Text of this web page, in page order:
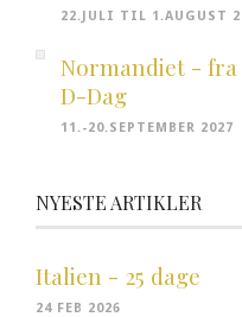
22.JULI TIL 1.AUGUST
Normandiet -
D-Dag
11.-20.SEPTEMBER 2027
NYESTE ARTIKLER
Italien - 25 dage
24 FEB 2026